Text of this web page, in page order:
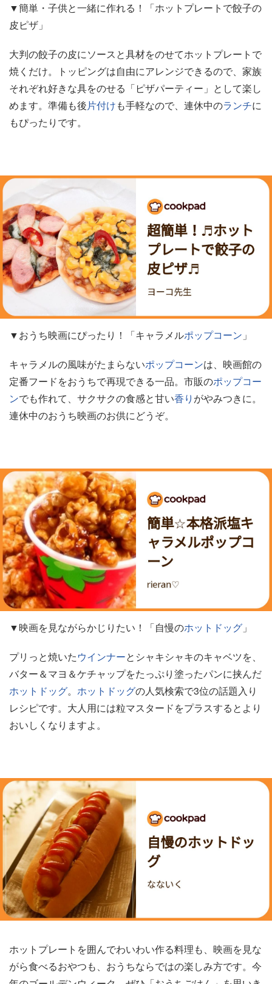
▼簡単・子供と一緒に作れる！「ホットプレートで餃子の
皮ピザ」
大判の餃子の皮にソースと具材をのせてホットプレートで
焼くだけ。トッピングは自由にアレンジできるので、家族
それぞれ好きな具をのせる「ピザパーティー」として楽し
めます。準備も後片付けも手軽なので、連休中のランチに
もぴったりです。
▼おうち映画にぴったり！「キャラメルポップコーン 」
キャラメルの風味がたまらないポップコーンは、映画館の
定番フードをおうちで再現できる一品。市販のポップコー
ンでも作れて、サクサクの食感と甘い香り がやみつきに。
連休中のおうち映画のお供にどうぞ。
▼映画を見ながらかじりたい！「自慢のホットドッグ 」
プリっと焼いたウインナーとシャキシャキのキャベツを、
バター＆マヨ＆ケチャップをたっぷり塗ったパンに挟んだ
ホットドッグ。 ホットドッグの人気検索で3位の話題入り
レシピです。大人用には粒マスタードをプラスするとより
おいしくなりますよ。
ホットプレートを囲んでわいわい作る料理も、映画を見な
がら食べるおやつも、おうちならではの楽しみ方です。今